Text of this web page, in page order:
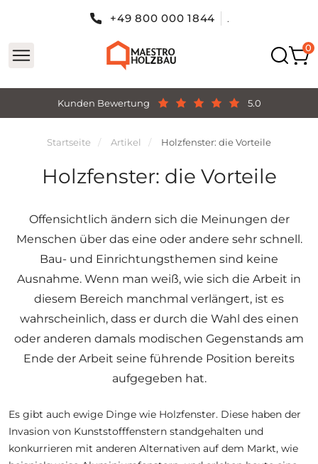
Kunden Bewertung 5.0
+49 800 000 1844 .
Startseite Artikel Holzfenster: die Vorteile
Holzfenster: die Vorteile
Offensichtlich ändern sich die Meinungen der
Menschen über das eine oder andere sehr schnell.
Bau- und Einrichtungsthemen sind keine
Ausnahme. Wenn man weiß, wie sich die Arbeit in
diesem Bereich manchmal verlängert, ist es
wahrscheinlich, dass er durch die Wahl des einen
oder anderen damals modischen Gegenstands am
Ende der Arbeit seine führende Position bereits
aufgegeben hat.
Es gibt auch ewige Dinge wie Holzfenster. Diese haben der
Invasion von Kunststofffenstern standgehalten und
konkurrieren mit anderen Alternativen auf dem Markt, wie